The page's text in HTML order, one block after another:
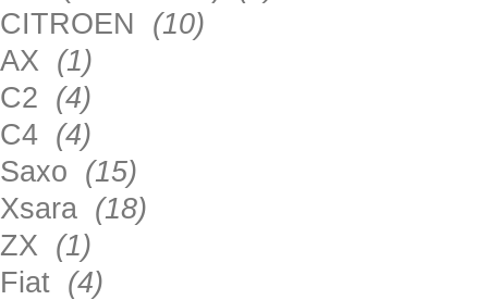
CITROEN (10)
AX (1)
C2 (4)
C4 (4)
Saxo (15)
Xsara (18)
ZX (1)
Fiat (4)